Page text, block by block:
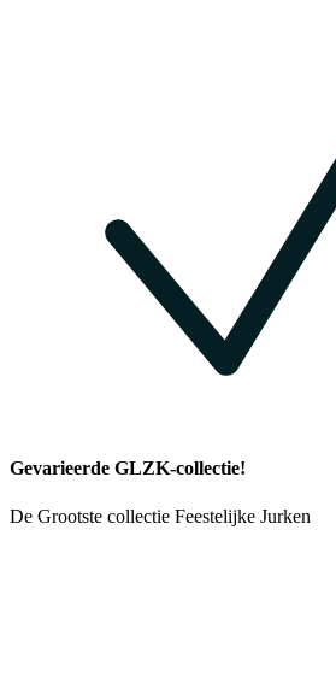
Gevarieerde GLZK-collectie!
De Grootste collectie Feestelijke Jurken